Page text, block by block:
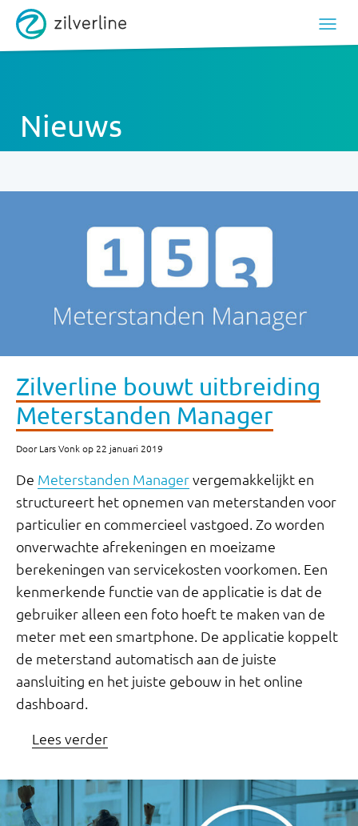
Nieuws
Zilverline bouwt uitbreiding
Meterstanden Manager
Door Lars Vonk op 22 januari 2019
De Meterstanden Manager vergemakkelijkt en
structureert het opnemen van meterstanden voor
particulier en commercieel vastgoed. Zo worden
onverwachte afrekeningen en moeizame
berekeningen van servicekosten voorkomen. Een
kenmerkende functie van de applicatie is dat de
gebruiker alleen een foto hoeft te maken van de
meter met een smartphone. De applicatie koppelt
de meterstand automatisch aan de juiste
aansluiting en het juiste gebouw in het online
dashboard.
Lees verder